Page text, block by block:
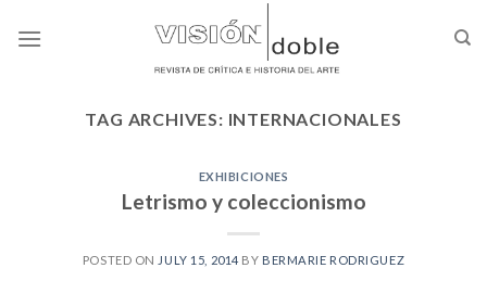
TAG ARCHIVES: INTERNACIONALES
EXHIBICIONES
Letrismo y coleccionismo
POSTED ON JULY 15, 2014 BY BERMARIE RODRIGUEZ